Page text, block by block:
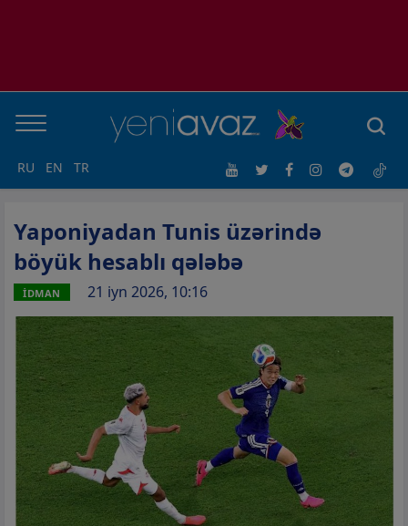
RU EN TR
Yaponiyadan Tunis üzərində
böyük hesablı qələbə
İDMAN 21 iyn 2026, 10:16